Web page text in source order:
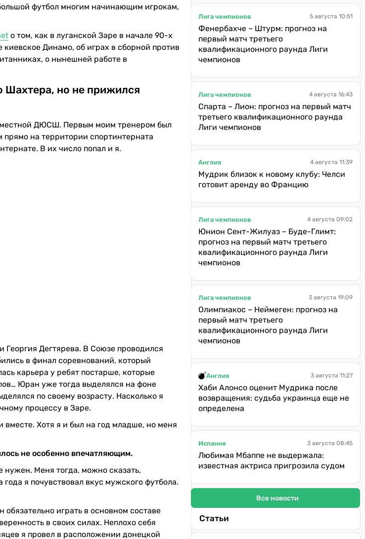
футбол многим начинающим игрокам,
о том, как в луганской Заре в начале 90-х
Динамо, об играх в сборной против
о нынешней работе в
Шахтера, но не прижился
местной ДЮСШ. Первым моим тренером был
на территории спортинтерната
В их число попал и я.
Дегтярева. В Союзе проводился
в финал соревнований, который
карьера у ребят постарше, которые
Юран уже тогда выделялся на фоне
по своему возрасту. Насколько я
процессу в Заре.
Хотя я и был на год младше, но меня
не особенно впечатляющим.
нужен. Меня тогда, можно сказать,
я почувствовал вкус мужского футбола.
играть в основном составе
в своих силах. Неплохо себя
я провел в расположении донецкой
Лига чемпионов 5 августа 10:51
Фенербахче – Штурм: прогноз на
первый матч третьего
квалификационного раунда Лиги
чемпионов
Лига чемпионов 4 августа 16:43
Спарта – Лион: прогноз на первый матч
третьего квалификационного раунда
Лиги чемпионов
Англия 4 августа 11:39
Мудрик близок к новому клубу: Челси
готовит аренду во Францию
Лига чемпионов 4 августа 09:02
Юнион Сент-Жилуаз – Буде-Глимт:
прогноз на первый матч третьего
квалификационного раунда Лиги
чемпионов
Лига чемпионов 3 августа 19:09
Олимпиакос – Неймеген: прогноз на
первый матч третьего
квалификационного раунда Лиги
чемпионов
Англия 3 августа 11:27
Хаби Алонсо оценит Мудрика после
возвращения: судьба украинца еще не
определена
Испания 3 августа 08:45
Любимая Мбаппе не выдержала:
известная актриса пригрозила судом
Все новости
Статьи